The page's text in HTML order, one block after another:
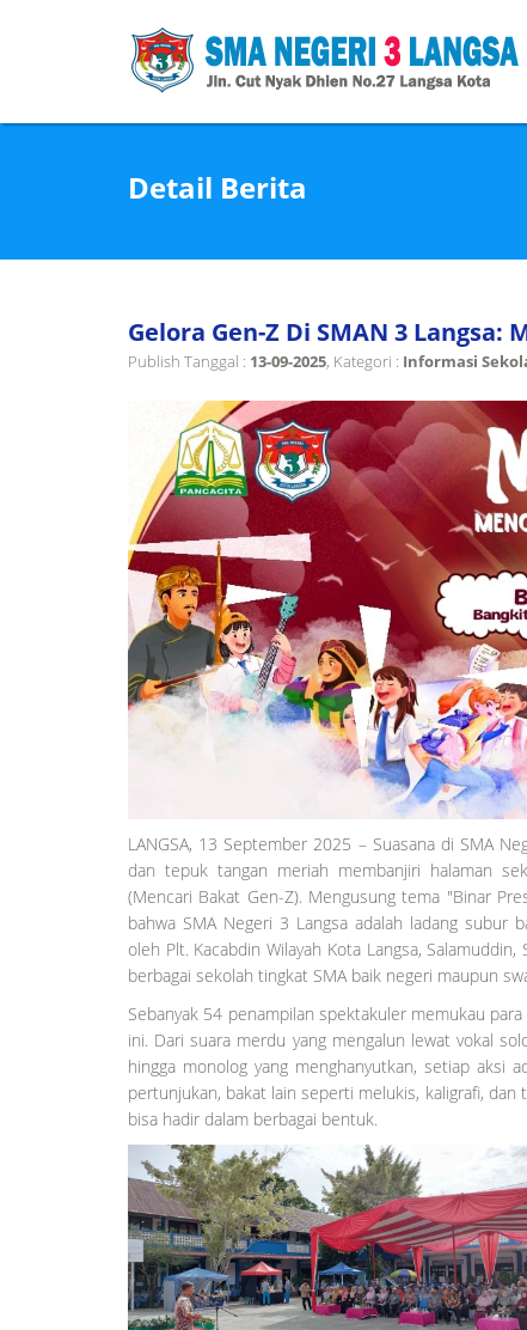
Detail Berita
Gelora Gen-Z Di SMAN 3 Langsa:
Publish Tanggal : 13-09-2025, Kategori : Informasi
LANGSA, 13 September 2025 – Suasana di SMA
dan tepuk tangan meriah membanjiri halaman
(Mencari Bakat Gen-Z). Mengusung tema "Binar
bahwa SMA Negeri 3 Langsa adalah ladang subur
oleh Plt. Kacabdin Wilayah Kota Langsa,
berbagai sekolah tingkat SMA baik negeri maupun
Sebanyak 54 penampilan spektakuler memukau
ini. Dari suara merdu yang mengalun lewat vokal
hingga monolog yang menghanyutkan, setiap aksi
pertunjukan, bakat lain seperti melukis, kaligrafi, dan
bisa hadir dalam berbagai bentuk.